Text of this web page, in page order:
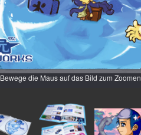
Bewege die Maus auf das Bild zum Zoomen